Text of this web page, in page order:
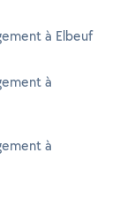
à Elbeuf
à
à